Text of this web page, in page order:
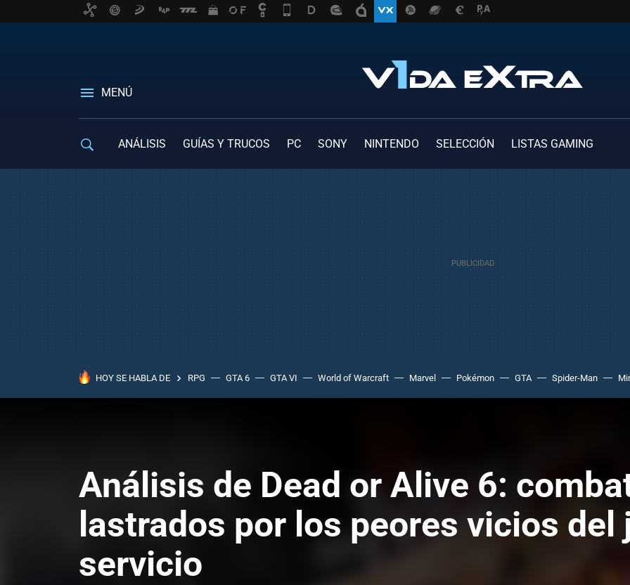
MENÚ
ANÁLISIS GUÍAS Y TRUCOS PC SONY NINTENDO SELECCIÓN LISTAS GAMING
HOY SE HABLA DE RPG GTA 6 GTA VI World of Warcraft Marvel Pokémon GTA Spider-Man
Análisis de Dead or Alive 6:
lastrados por los peores vicios del
servicio